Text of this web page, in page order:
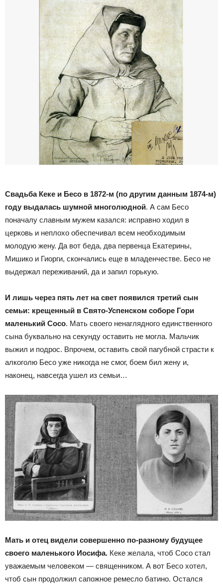
Свадьба Кеке и Бесо в 1872-м (по другим данным 1874-м)
году выдалась шумной многолюдной. А сам Бесо
поначалу славным мужем казался: исправно ходил в
церковь и неплохо обеспечивал всем необходимым
молодую жену. Да вот беда, два первенца Екатерины,
Мишико и Гиорги, скончались еще в младенчестве. Бесо не
выдержал переживаний, да и запил горькую.
И лишь через пять лет на свет появился третий сын
семьи: крещенный в Свято-Успенском соборе Гори
маленький Сосо. Мать своего ненаглядного единственного
сына буквально на секунду оставить не могла. Мальчик
выжил и подрос. Впрочем, оставить свой пагубной страсти к
алкоголю Бесо уже никогда не смог, боем бил жену и,
наконец, навсегда ушел из семьи…
Мать и отец видели совершенно по-разному будущее
своего маленького Иосифа. Кеке желала, чтоб Сосо стал
уважаемым человеком — священником. А вот Бесо хотел,
чтоб сын продолжил сапожное ремесло батино. Остался